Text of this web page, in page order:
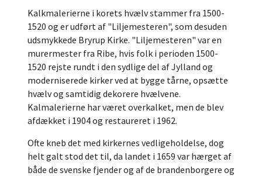
Kalkmalerierne i korets hvælv stammer fra 1500-
1520 og er udført af "Liljemesteren", som desuden
udsmykkede Bryrup Kirke. "Liljemesteren" var en
murermester fra Ribe, hvis folk i perioden 1500-
1520 rejste rundt i den sydlige del af Jylland og
moderniserede kirker ved at bygge tårne, opsætte
hvælv og samtidig dekorere hvælvene.
Kalmalerierne har været overkalket, men de blev
afdækket i 1904 og restaureret i 1962.
Ofte kneb det med kirkernes vedligeholdelse, dog
helt galt stod det til, da landet i 1659 var hærget af
både de svenske fjender og af de brandenborgere og